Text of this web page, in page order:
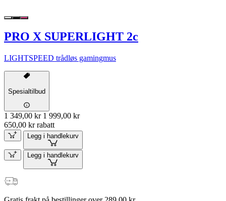
PRO X SUPERLIGHT 2c
LIGHTSPEED trådløs gamingmus
Spesialtilbud
1 349,00 kr 1 999,00 kr
650,00 kr rabatt
Legg i handlekurv
Legg i handlekurv